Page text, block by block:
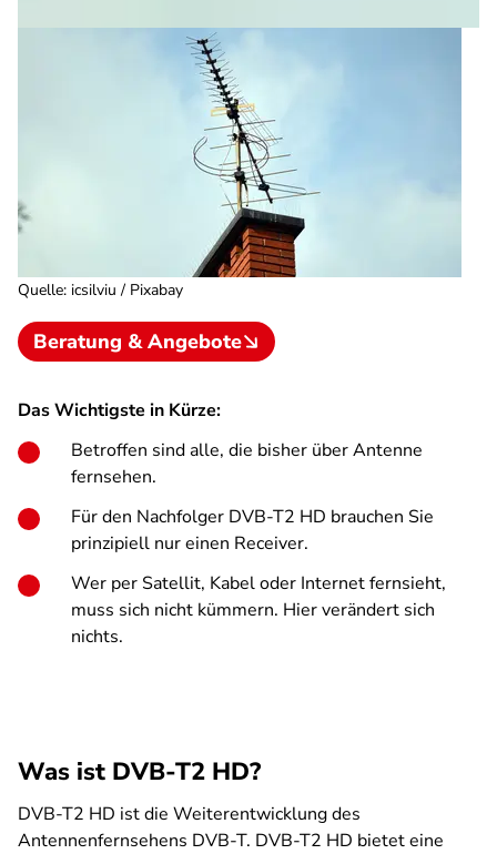
Quelle: icsilviu / Pixabay
Beratung & Angebote
Das Wichtigste in Kürze:
Betroffen sind alle, die bisher über Antenne
fernsehen.
Für den Nachfolger DVB-T2 HD brauchen Sie
prinzipiell nur einen Receiver.
Wer per Satellit, Kabel oder Internet fernsieht,
muss sich nicht kümmern. Hier verändert sich
nichts.
Was ist DVB-T2 HD?
DVB-T2 HD ist die Weiterentwicklung des
Antennenfernsehens DVB-T. DVB-T2 HD bietet eine